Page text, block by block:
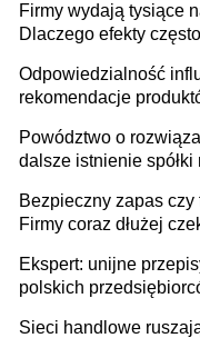
firmie
Firmy wydają tysiące
Dlaczego efekty
Odpowiedzialność
rekomendacje
Powództwo o
dalsze istnienie
Bezpieczny zapas czy
Firmy coraz dłużej
Ekspert: unijne
polskich
Sieci handlowe